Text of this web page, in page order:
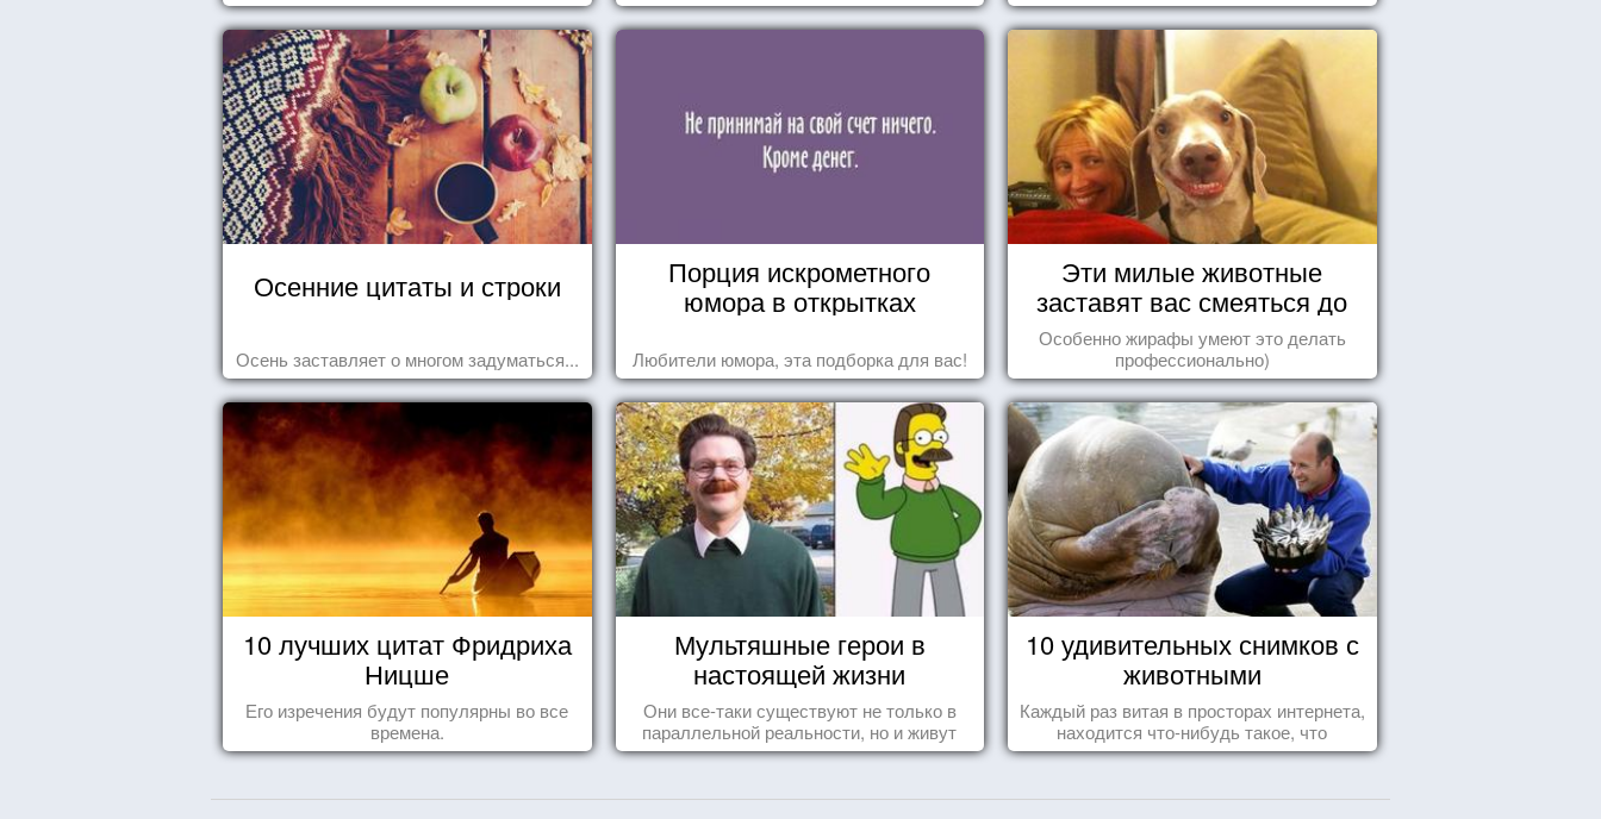
Осенние цитаты и строки
Осень заставляет о многом задуматься...
Порция искрометного
юмора в открытках
Любители юмора, эта подборка для вас!
Эти милые животные
заставят вас смеяться до
упаду!
Особенно жирафы умеют это делать
профессионально)
10 лучших цитат Фридриха
Ницше
Его изречения будут популярны во все
времена.
Мультяшные герои в
настоящей жизни
Они все-таки существуют не только в
параллельной реальности, но и живут
среди нас с вами.
10 удивительных снимков с
животными
Каждый раз витая в просторах интернета,
находится что-нибудь такое, что
заставляет улыбнуться, удивиться,